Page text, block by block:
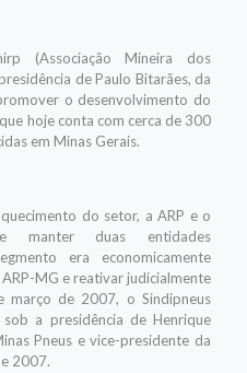
(Associação Mineira dos
de Paulo Bitarães, da
o desenvolvimento do
hoje conta com cerca de 300
em Minas Gerais.
do setor, a ARP e o
manter duas entidades
era economicamente
MG e reativar judicialmente
março de 2007, o Sindipneus
a presidência de Henrique
Pneus e vice-presidente da
2007.